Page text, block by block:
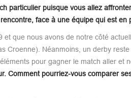
particulier puisque vous allez
face à une équipe qui est
et que nous avons de notre côté
Néanmoins, un derby
pour gagner le match aller et
Comment pourriez-vous comparer